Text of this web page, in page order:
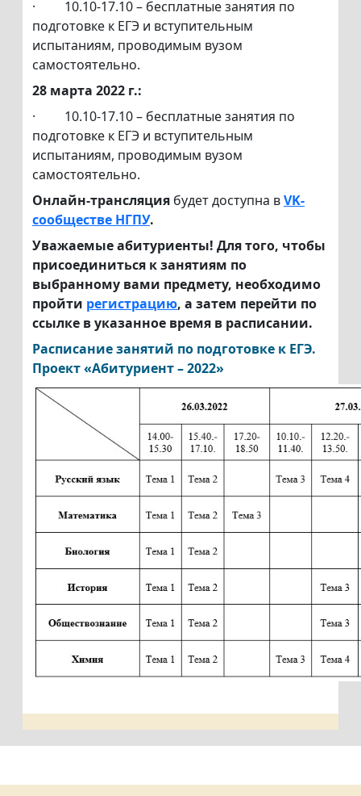
· 10.10-17.10 – бесплатные занятия по
подготовке к ЕГЭ и вступительным
испытаниям, проводимым вузом
самостоятельно.
28 марта 2022 г.:
· 10.10-17.10 – бесплатные занятия по
подготовке к ЕГЭ и вступительным
испытаниям, проводимым вузом
самостоятельно.
Онлайн-трансляция будет доступна вVK-
сообществе НГПУ.
Уважаемые абитуриенты! Для того, чтобы
присоединиться к занятиям по
выбранному вами предмету, необходимо
пройти регистрацию, а затем перейти по
ссылке в указанное время в расписании.
Расписание занятий по подготовке к ЕГЭ.
Проект «Абитуриент – 2022»